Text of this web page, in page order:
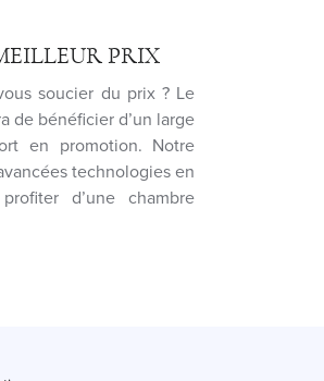
PRIX
soucier du prix ? Le
de bénéficier d’un large
en promotion. Notre
technologies en
d’une chambre